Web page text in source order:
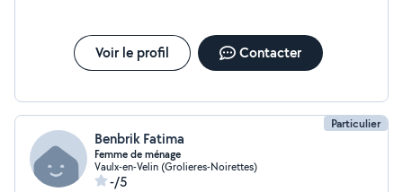
Voir le profil Contacter
Particulier
Benbrik Fatima
Femme de ménage
Vaulx-en-Velin (Grolieres-Noirettes)
-/5